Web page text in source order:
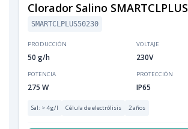
Clorador Salino SMARTCLPLUS
SMARTCLPLUS50230
PRODUCCIÓN
50 g/h
VOLTAJE
230V
POTENCIA
275 W
PROTECCIÓN
IP65
Sal: > 4 g/l Célula de electrólisis 2 años